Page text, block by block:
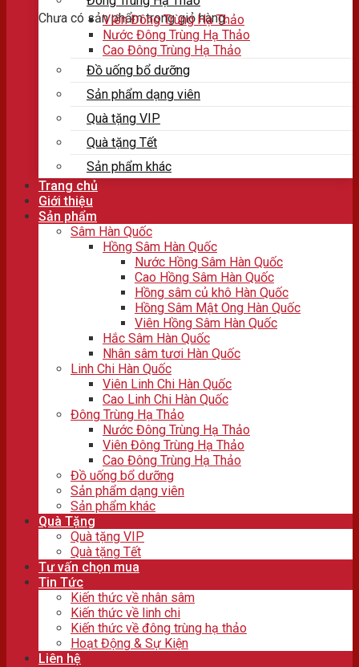
Chưa có sản phẩm trong giỏ hàng.
Viên Đông Trùng Hạ Thảo
Nước Đông Trùng Hạ Thảo
Cao Đông Trùng Hạ Thảo
Đồ uống bổ dưỡng
Sản phẩm dạng viên
Quà tặng VIP
Quà tặng Tết
Sản phẩm khác
Trang chủ
Giới thiệu
Sản phẩm
Sâm Hàn Quốc
Hồng Sâm Hàn Quốc
Nước Hồng Sâm Hàn Quốc
Cao Hồng Sâm Hàn Quốc
Hồng sâm củ khô Hàn Quốc
Hồng Sâm Mật Ong Hàn Quốc
Viên Hồng Sâm Hàn Quốc
Hắc Sâm Hàn Quốc
Nhân sâm tươi Hàn Quốc
Linh Chi Hàn Quốc
Viên Linh Chi Hàn Quốc
Cao Linh Chi Hàn Quốc
Đông Trùng Hạ Thảo
Nước Đông Trùng Hạ Thảo
Viên Đông Trùng Hạ Thảo
Cao Đông Trùng Hạ Thảo
Đồ uống bổ dưỡng
Sản phẩm dạng viên
Sản phẩm khác
Quà Tặng
Quà tặng VIP
Quà tặng Tết
Tư vấn chọn mua
Tin Tức
Kiến thức về nhân sâm
Kiến thức về linh chi
Kiến thức về đông trùng hạ thảo
Hoạt Động & Sự Kiện
Liên hệ